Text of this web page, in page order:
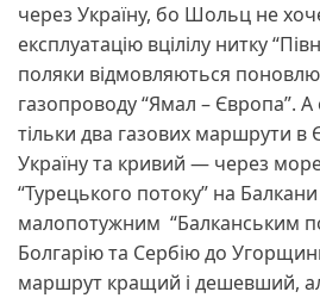
через Україну, бо Шольц не
експлуатацію вцілілу нитку
поляки відмовляються
газопроводу “Ямал – Європа”. А
тільки два газових маршрути
Україну та кривий — через
“Турецького потоку” на Балкани
малопотужним “Балканським
Болгарію та Сербію до
маршрут кращий і дешевший,